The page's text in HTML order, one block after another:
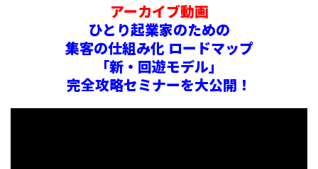
アーカイブ動画
ひとり起業家のための
集客の仕組み化 ロードマップ
「新・回遊モデル」
完全攻略セミナーを大公開！